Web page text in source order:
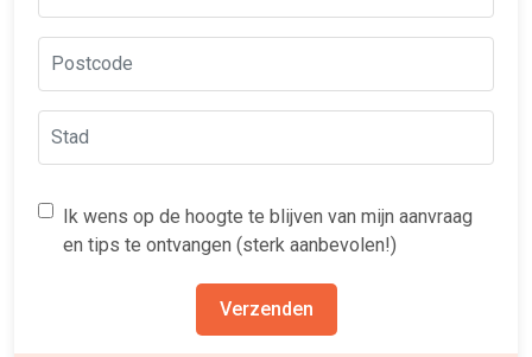
Ik wens op de hoogte te blijven van mijn aanvraag
en tips te ontvangen (sterk aanbevolen!)
Verzenden